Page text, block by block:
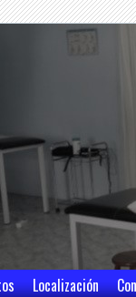
Localización